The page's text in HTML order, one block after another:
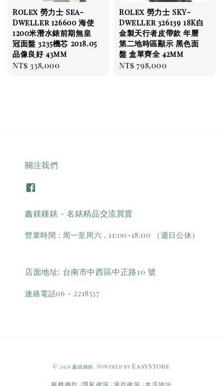
Rolex 勞力士 Sea-
Dweller 126600 海使
1200米潛水錶前期無皇
冠面盤 3235機芯 2018.05
品像良好 43mm
Regular
NT$ 338,000
Rolex 勞力士 SKY-
Dweller 326139 18K白
金製天行者皮帶款 年曆
第二地時區顯示 黑色面
盤 盒單齊全 42mm
Regular
NT$ 798,000
關注我們
鑫鎂鐘錶 - 名錶精品交流買賣
營業時間 : 周一至周六 , 11:00-18:00 （週日公休）
店面地址: 台南市中西區中正路10 號
連絡電話06 - 2218537
© 2026 鑫鎂鐘錶. Powered by EasyStore
服務條款 隱私政策 退款政策 本店地址